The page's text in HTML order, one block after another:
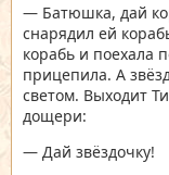
— Батюшка, дай
снарядил ей
корабь и поехала
прицепила. А
светом. Выходит
дощери:
— Дай звёздочку!